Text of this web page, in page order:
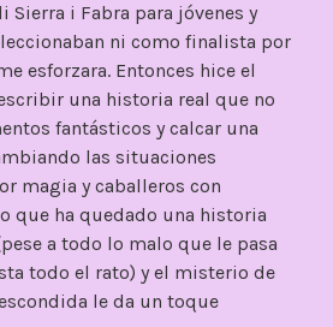
Sierra i Fabra para jóvenes y
ni como finalista por
esforzara. Entonces hice el
una historia real que no
fantásticos y calcar una
las situaciones
magia y caballeros con
que ha quedado una historia
a todo lo malo que le pasa
todo el rato) y el misterio de
le da un toque